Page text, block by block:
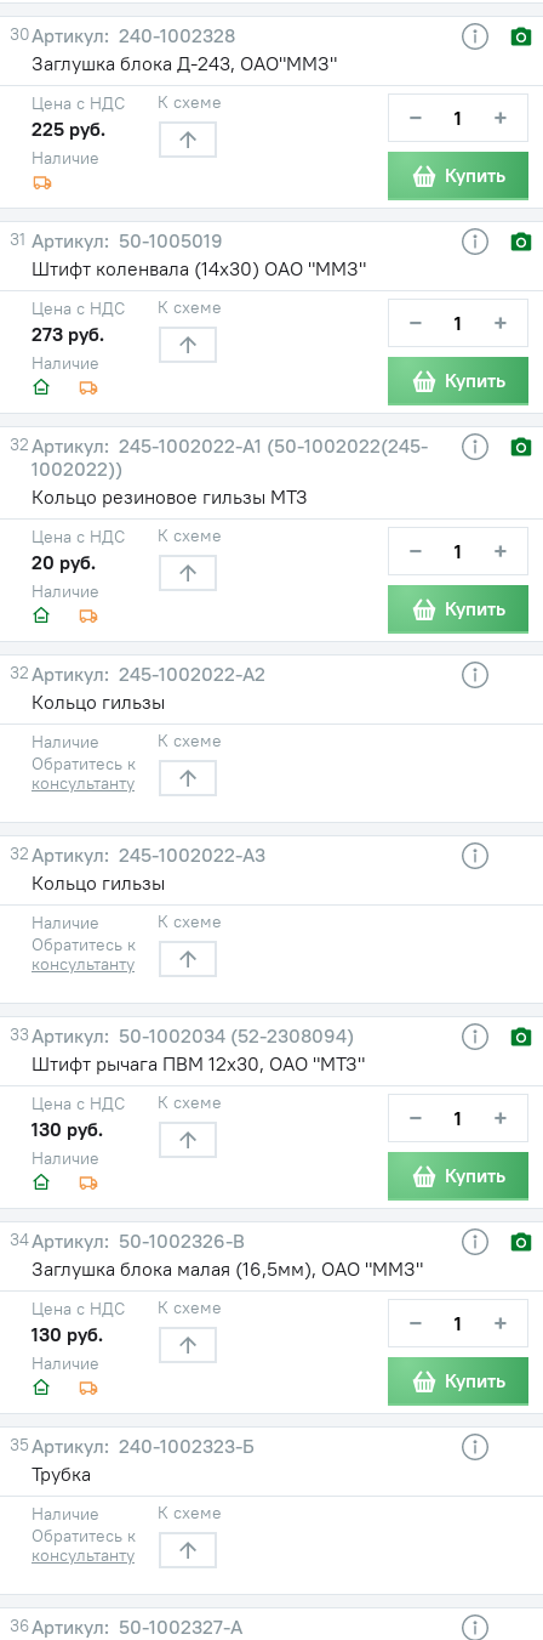
30
240-1002328
Заглушка блока Д-243, ОАО"ММЗ"
Наличие
Цена с НДС
225 руб.
К схеме − +
Купить
31
50-1005019
Штифт коленвала (14х30) ОАО "ММЗ"
Наличие
Цена с НДС
273 руб.
К схеме − +
Купить
32
245-1002022-А1 (50-1002022(245-
1002022))
Кольцо резиновое гильзы МТЗ
Наличие
Цена с НДС
20 руб.
К схеме − +
Купить
32
245-1002022-А2
Кольцо гильзы
Наличие
Обратитесь к
консультанту
К схеме
32
245-1002022-А3
Кольцо гильзы
Наличие
Обратитесь к
консультанту
К схеме
33
50-1002034 (52-2308094)
Штифт рычага ПВМ 12х30, ОАО "МТЗ"
Наличие
Цена с НДС
130 руб.
К схеме − +
Купить
34
50-1002326-В
Заглушка блока малая (16,5мм), ОАО "ММЗ"
Наличие
Цена с НДС
130 руб.
К схеме − +
Купить
35
240-1002323-Б
Трубка
Наличие
Обратитесь к
консультанту
К схеме
36
50-1002327-А